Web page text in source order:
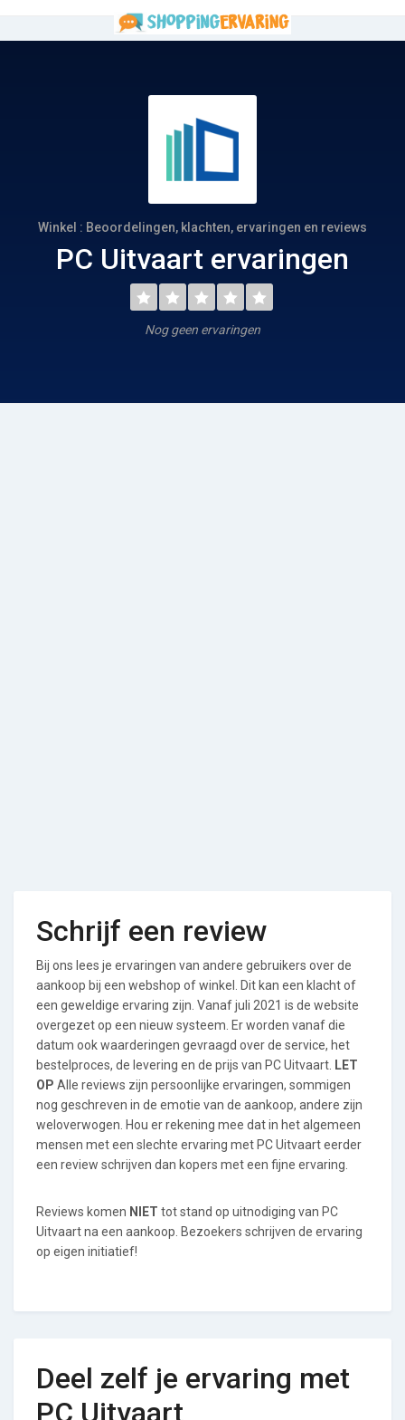
Winkel : Beoordelingen, klachten, ervaringen en reviews
PC Uitvaart ervaringen
Nog geen ervaringen
Schrijf een review
Bij ons lees je ervaringen van andere gebruikers over de
aankoop bij een webshop of winkel. Dit kan een klacht of
een geweldige ervaring zijn. Vanaf juli 2021 is de website
overgezet op een nieuw systeem. Er worden vanaf die
datum ook waarderingen gevraagd over de service, het
bestelproces, de levering en de prijs van PC Uitvaart. LET
OP Alle reviews zijn persoonlijke ervaringen, sommigen
nog geschreven in de emotie van de aankoop, andere zijn
weloverwogen. Hou er rekening mee dat in het algemeen
mensen met een slechte ervaring met PC Uitvaart eerder
een review schrijven dan kopers met een fijne ervaring.
Reviews komen NIET tot stand op uitnodiging van PC
Uitvaart na een aankoop. Bezoekers schrijven de ervaring
op eigen initiatief!
Deel zelf je ervaring met
PC Uitvaart